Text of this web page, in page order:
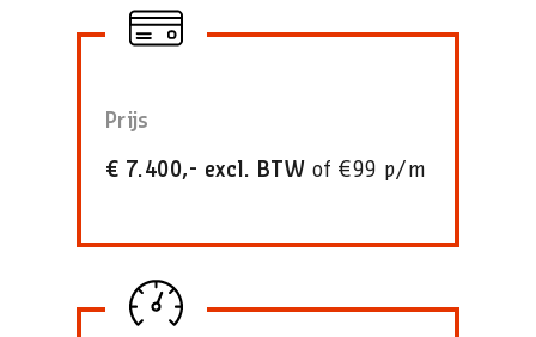
Prijs
€ 7.400,- excl. BTW of €99 p/m